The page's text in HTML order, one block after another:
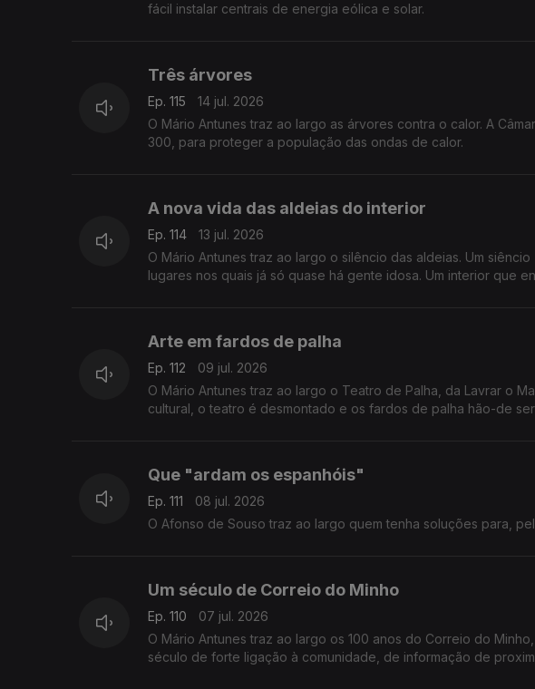
fácil instalar centrais de energia eólica e solar.
Três árvores
Ep. 115
14 jul. 2026
O Mário Antunes traz ao largo as árvores contra o calor. A
300, para proteger a população das ondas de calor.
A nova vida das aldeias do interior
Ep. 114
13 jul. 2026
O Mário Antunes traz ao largo o silêncio das aldeias. Um siêncio "apanhado" pelo microfone da Antena1 num desses
lugares nos quais já só quase há gente idosa. Um interior que
Arte em fardos de palha
Ep. 112
09 jul. 2026
O Mário Antunes traz ao largo o Teatro de Palha, da Lavrar o
cultural, o teatro é desmontado e os fardos de palha hão-de
Que "ardam os espanhóis"
Ep. 111
08 jul. 2026
O Afonso de Souso traz ao largo quem tenha soluções para,
Um século de Correio do Minho
Ep. 110
07 jul. 2026
O Mário Antunes traz ao largo os 100 anos do Correio do
século de forte ligação à comunidade, de informação de